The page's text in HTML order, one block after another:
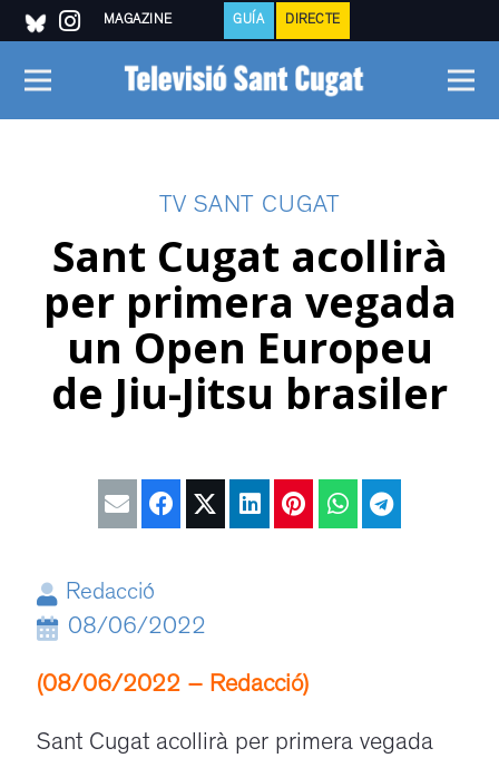
MAGAZINE GUÍA DIRECTE
TV SANT CUGAT
Sant Cugat acollirà
per primera vegada
un Open Europeu
de Jiu-Jitsu brasiler
Redacció
08/06/2022
(08/06/2022 – Redacció)
Sant Cugat acollirà per primera vegada